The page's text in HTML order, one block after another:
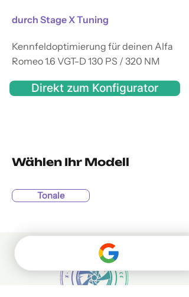
durch Stage X Tuning
Kennfeldoptimierung für deinen Alfa
Romeo 1.6 VGT-D 130 PS / 320 NM
Direkt zum Konfigurator
Wählen Ihr Modell
Tonale